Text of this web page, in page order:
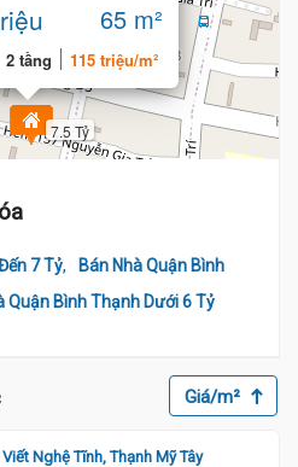
7.5 Tỷ
65 m²
2 tầng 115 triệu/m²
7 Tỷ,
Bán Nhà Quận Bình
Quận Bình Thạnh Dưới 6 Tỷ
Giá/m²
Nghệ Tĩnh,Thạnh Mỹ Tây